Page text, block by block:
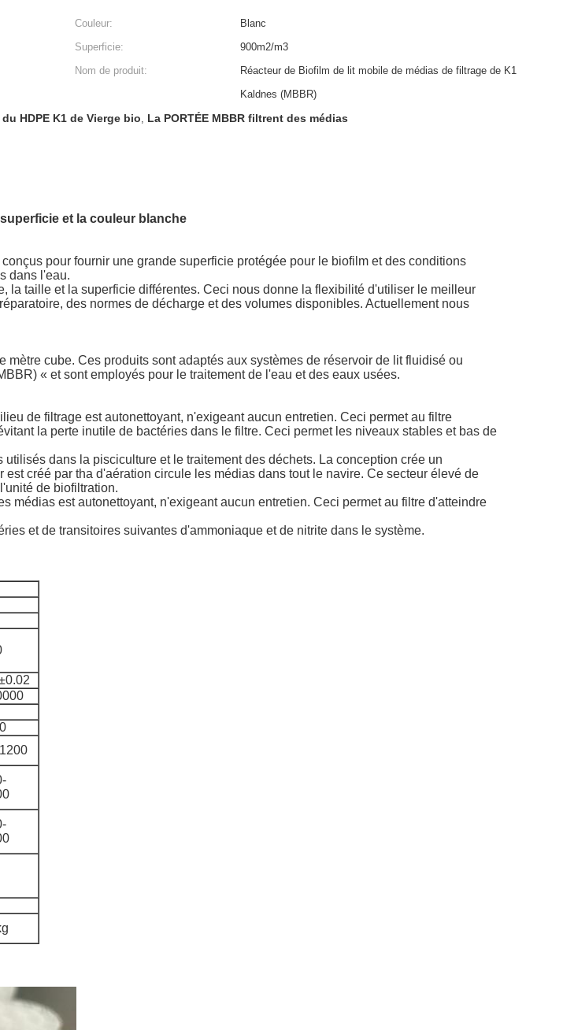
Couleur:
Blanc
Superficie:
900m2/m3
Nom de produit:
Réacteur de Biofilm de lit mobile de médias de filtrage de K1
Kaldnes (MBBR)
HDPE K1 de Vierge bio, La PORTÉE MBBR filtrent des médias
et la couleur blanche
pour fournir une grande superficie protégée pour le biofilm et des conditions
dans l'eau.
la taille et la superficie différentes. Ceci nous donne la flexibilité d'utiliser le meilleur
des normes de décharge et des volumes disponibles. Actuellement nous
cube. Ces produits sont adaptés aux systèmes de réservoir de lit fluidisé ou
« et sont employés pour le traitement de l'eau et des eaux usées.
de filtrage est autonettoyant, n'exigeant aucun entretien. Ceci permet au filtre
la perte inutile de bactéries dans le filtre. Ceci permet les niveaux stables et bas de
dans la pisciculture et le traitement des déchets. La conception crée un
créé par tha d'aération circule les médias dans tout le navire. Ce secteur élevé de
de biofiltration.
médias est autonettoyant, n'exigeant aucun entretien. Ceci permet au filtre d'atteindre
et de transitoires suivantes d'ammoniaque et de nitrite dans le système.